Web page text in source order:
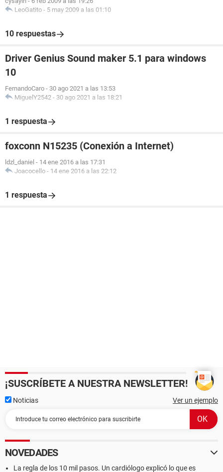
LeoGatito - 5 may 2009 a las 01:10
10 respuestas
Driver Genius Sound maker 5.1 para windows
10
FernandoCaro - 30 ago 2021 a las 13:53
MiguelY2542 - 30 ago 2021 a las 18:21
1 respuesta
foxconn N15235 (Conexión a Internet)
ldzl_daniel - 14 ene 2016 a las 17:31
Joacocello - 14 ene 2016 a las 22:12
1 respuesta
¡SUSCRÍBETE A NUESTRA NEWSLETTER!
Noticias Ver un ejemplo
NOVEDADES
La regla de los 10 mil pasos. Un cardiólogo explicó lo que es